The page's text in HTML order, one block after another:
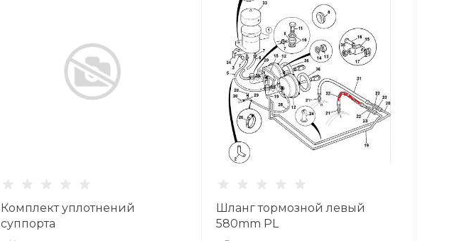
Комплект уплотнений
суппорта
Шланг тормозной левый
580mm PL